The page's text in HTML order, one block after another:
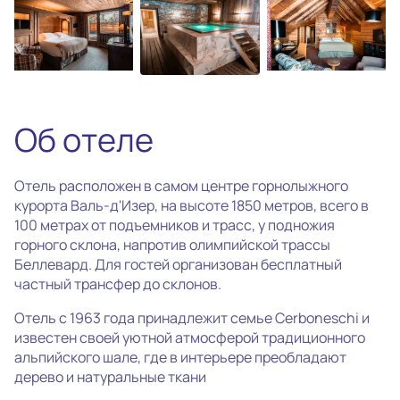
Все фотографии
(25)
Об отеле
Отель расположен в самом центре горнолыжного
курорта Валь-д'Изер, на высоте 1850 метров, всего в
100 метрах от подъемников и трасс, у подножия
горного склона, напротив олимпийской трассы
Беллевард. Для гостей организован бесплатный
частный трансфер до склонов.
Отель с 1963 года принадлежит семье Cerboneschi и
известен своей уютной атмосферой традиционного
альпийского шале, где в интерьере преобладают
дерево и натуральные ткани